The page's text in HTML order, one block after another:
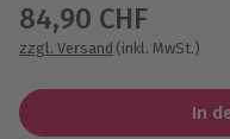
84,90 CHF
zzgl. Versand (inkl. MwSt.)
In